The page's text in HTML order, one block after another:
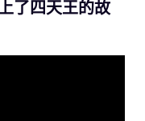
了四天王的故